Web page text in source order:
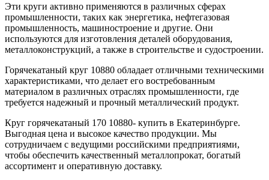
Эти круги активно применяются в различных сферах
промышленности, таких как энергетика, нефтегазовая
промышленность, машиностроение и другие. Они
используются для изготовления деталей оборудования,
металлоконструкций, а также в строительстве и судостроении.
Горячекатаный круг 10880 обладает отличными техническими
характеристиками, что делает его востребованным
материалом в различных отраслях промышленности, где
требуется надежный и прочный металлический продукт.
Круг горячекатаный 170 10880- купить в Екатеринбурге.
Выгодная цена и высокое качество продукции. Мы
сотрудничаем с ведущими российскими предприятиями,
чтобы обеспечить качественный металлопрокат, богатый
ассортимент и оперативную доставку.